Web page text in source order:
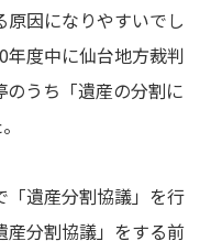
原因になりやすいでし
年度中に仙台地方裁判
うち「遺産の分割に
「遺産分割協議」を行
産分割協議」をする前